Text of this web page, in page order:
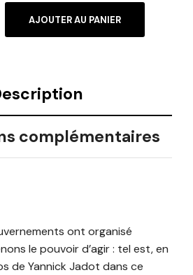
AJOUTER AU PANIER
complémentaires
ont organisé
le pouvoir d’agir : tel est, en
de Yannick Jadot dans ce